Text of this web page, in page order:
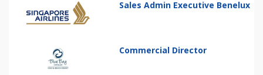
Sales Admin Executive Benelux
Commercial Director